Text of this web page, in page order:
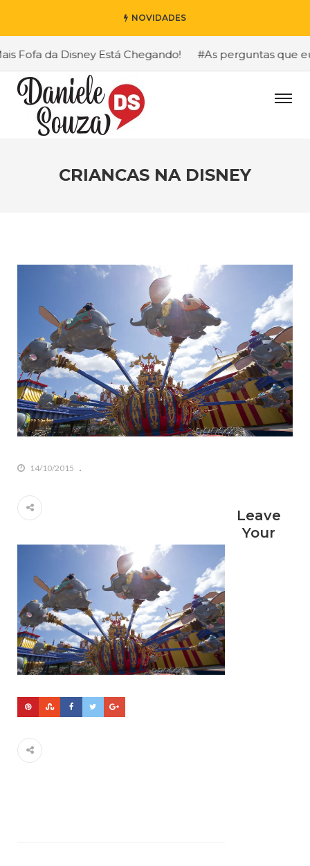
NOVIDADES
da Disney Está Chegando! #As perguntas que eu
CRIANCAS NA DISNEY
14/10/2015
Leave
Your